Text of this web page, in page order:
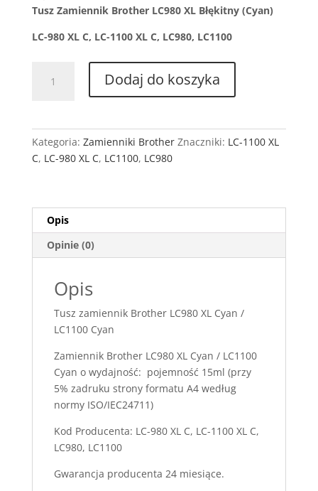
Tusz Zamiennik Brother LC980 XL Błękitny (Cyan)
LC-980 XL C, LC-1100 XL C, LC980, LC1100
Cyan
Dodaj do koszyka
Kategoria: Zamienniki Brother Znaczniki: LC-1100 XL
C, LC-980 XL C, LC1100, LC980
Opis
Opinie (0)
Opis
Tusz zamiennik Brother LC980 XL Cyan /
LC1100 Cyan
Zamiennik Brother LC980 XL Cyan / LC1100
Cyan o wydajność: pojemność 15ml (przy
5% zadruku strony formatu A4 według
normy ISO/IEC24711)
Kod Producenta: LC-980 XL C, LC-1100 XL C,
LC980, LC1100
Gwarancja producenta 24 miesiące.